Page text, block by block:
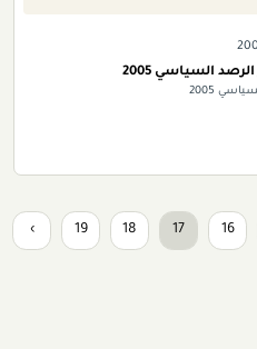
السياسي 2005
2005
16
17
18
19
›